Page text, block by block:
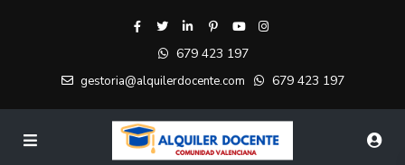
679 423 197
gestoria@alquilerdocente.com 679 423 197